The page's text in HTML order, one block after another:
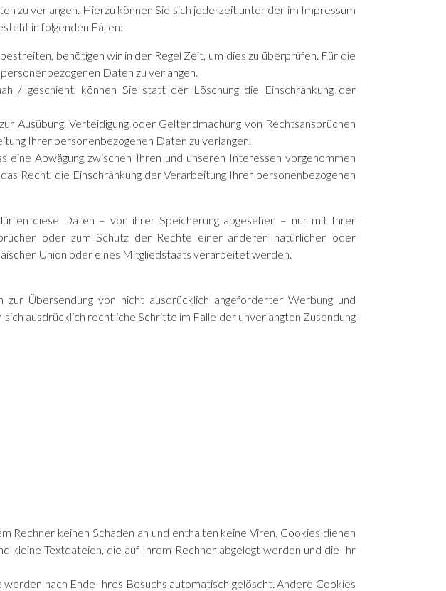
zu verlangen. Hierzu können Sie sich jederzeit unter der im Impressum
in folgenden Fällen:
benötigen wir in der Regel Zeit, um dies zu überprüfen. Für die
Daten zu verlangen.
/ geschieht, können Sie statt der Löschung die Einschränkung der
Ausübung, Verteidigung oder Geltendmachung von Rechtsansprüchen
Ihrer personenbezogenen Daten zu verlangen.
Abwägung zwischen Ihren und unseren Interessen vorgenommen
Recht, die Einschränkung der Verarbeitung Ihrer personenbezogenen
diese Daten – von ihrer Speicherung abgesehen – nur mit Ihrer
oder zum Schutz der Rechte einer anderen natürlichen oder
Union oder eines Mitgliedstaats verarbeitet werden.
Übersendung von nicht ausdrücklich angeforderter Werbung und
ausdrücklich rechtliche Schritte im Falle der unverlangten Zusendung
keinen Schaden an und enthalten keine Viren. Cookies dienen
kleine Textdateien, die auf Ihrem Rechner abgelegt werden und die Ihr
nach Ende Ihres Besuchs automatisch gelöscht. Andere Cookies